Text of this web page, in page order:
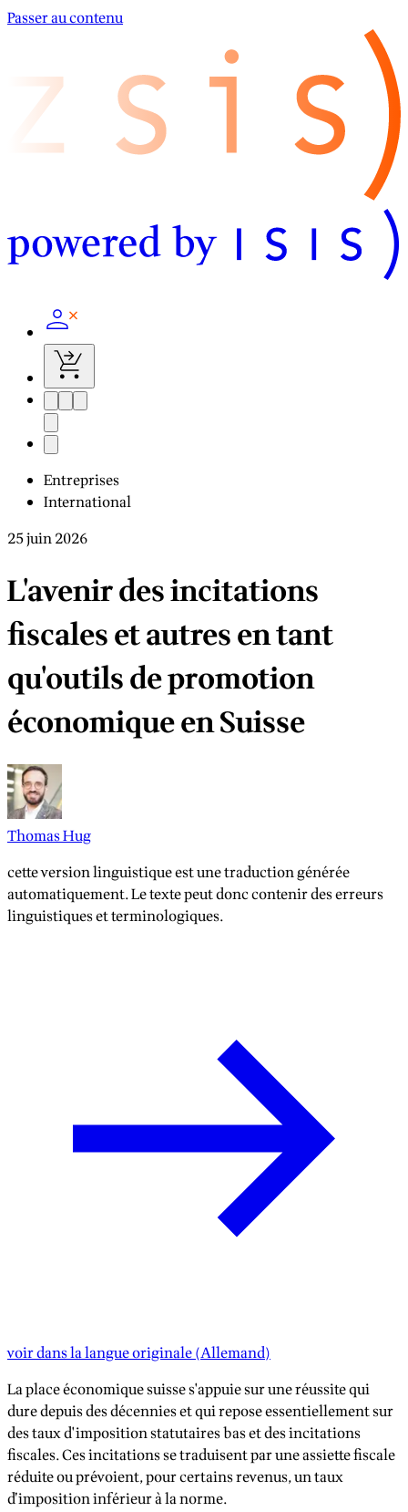
Passer au contenu
Entreprises
International
25 juin 2026
L'avenir des incitations
fiscales et autres en tant
qu'outils de promotion
économique en Suisse
Thomas Hug
cette version linguistique est une traduction générée
automatiquement. Le texte peut donc contenir des erreurs
linguistiques et terminologiques.
voir dans la langue originale(Allemand)
La place économique suisse s'appuie sur une réussite qui
dure depuis des décennies et qui repose essentiellement sur
des taux d'imposition statutaires bas et des incitations
fiscales. Ces incitations se traduisent par une assiette fiscale
réduite ou prévoient, pour certains revenus, un taux
d’imposition inférieur à la norme.